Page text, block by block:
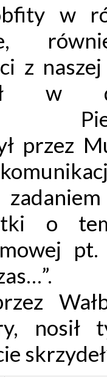
w
z
w
przez
o
pt.
nosił